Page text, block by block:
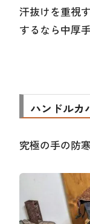
汗抜けを重視
するなら中厚
ハンドルカ
究極の手の防